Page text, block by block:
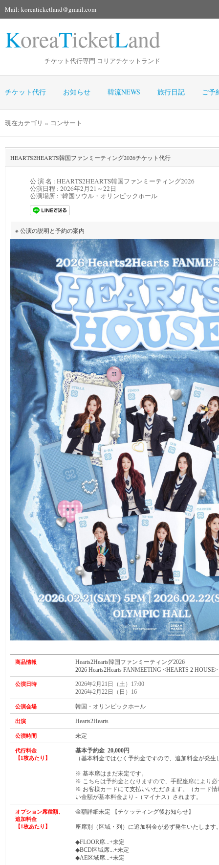
Mail: koreaticketland@gmail.com
KoreaTicketLand
チケット代行専門 コリアチケットランド
チケット代行 お知らせ 韓流NEWS 旅行日記 ご予
現在カテゴリ » コンサート
HEARTS2HEARTS韓国ファンミーティング2026チケット代行
公 演 名 : HEARTS2HEARTS韓国ファンミーティング2026
公演日程 : 2026年2月21～22日
公演場所 : ‘韓国ソウル・オリンピックホール
※ 公演の説明と予約の案内
商品情報 Hearts2Hearts韓国ファンミーティング2026
2026 Hearts2Hearts FANMEETING <HEARTS 2 HOUSE>
公演日時
2026年2月21日（土）17:00
2026年2月22日（日）16
公演会場 韓国・オリンピックホール
出演 Hearts2Hearts
公演時間 未定
代行料金
【1枚あたり】
基本予約金 20,000円
（基本料金ではなく予約金ですので、追加料金が発生
※ 基本席はまだ未定です。
※ こちらは予約金となりますので、手配座席により
※ お客様カードにて支払いいただきます。（カード
い金額が基本料金より -（マイナス）されます。
オプション席種類、
追加料金
【1枚あたり】
金額詳細未定 【チケッティング後お知らせ】
座席別（区域・列）に追加料金が必ず発生いたします
◆FLOOR席...+未定
◆BCD区域席...+未定
◆AE区域席...+未定